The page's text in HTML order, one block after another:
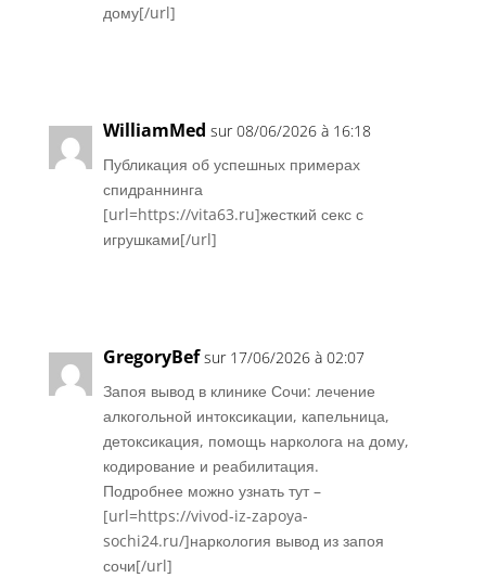
дому[/url]
WilliamMed sur 08/06/2026 à 16:18
Публикация об успешных примерах
спидраннинга
[url=https://vita63.ru]жесткий секс с
игрушками[/url]
GregoryBef sur 17/06/2026 à 02:07
Запоя вывод в клинике Сочи: лечение
алкогольной интоксикации, капельница,
детоксикация, помощь нарколога на дому,
кодирование и реабилитация.
Подробнее можно узнать тут –
[url=https://vivod-iz-zapoya-
sochi24.ru/]наркология вывод из запоя
сочи[/url]